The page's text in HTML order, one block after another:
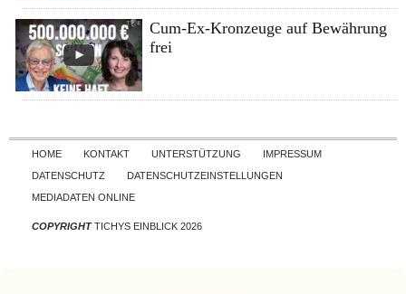
Cum-Ex-Kronzeuge auf Bewährung
frei
Skip to content
HOME KONTAKT UNTERSTÜTZUNG
IMPRESSUM
DATENSCHUTZ
DATENSCHUTZEINSTELLUNGEN
MEDIADATEN ONLINE
COPYRIGHTTICHYS EINBLICK 2026